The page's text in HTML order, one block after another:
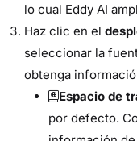
lo cual Eddy AI
Haz clic en el
seleccionar la
obtenga
Espacio de
por defecto.